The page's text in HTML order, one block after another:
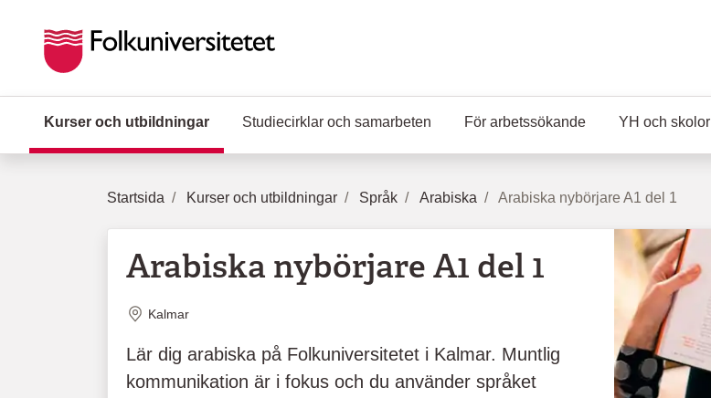
Kurser och utbildningar (Aktuell sida)
Studiecirklar och samarbeten För arbetssökande YH och skolor
Startsida Kurser och utbildningar Språk Arabiska Arabiska nybörjare A1 del 1
Arabiska nybörjare A1 del 1
Plats
Kalmar
Lär dig arabiska på Folkuniversitetet i Kalmar. Muntlig
kommunikation är i fokus och du använder språket